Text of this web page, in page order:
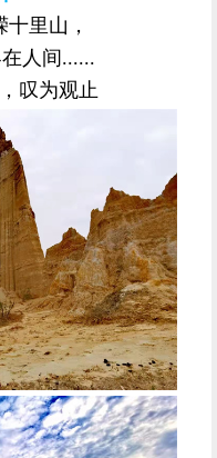
里山，
人间......
叹为观止